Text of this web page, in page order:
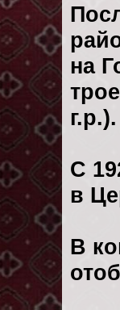
на
г.р.).
С
в
В